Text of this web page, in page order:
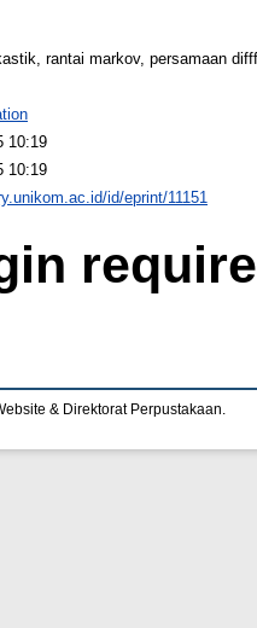
rantai markov, persamaan
10:19
10:19
id/eprint/11151
& Direktorat Perpustakaan.